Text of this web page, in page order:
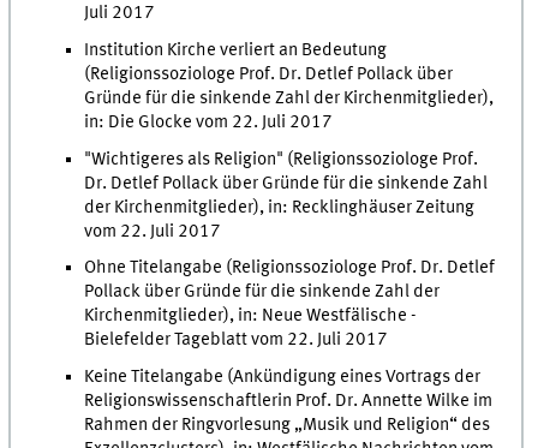
Juli 2017
Institution Kirche verliert an Bedeutung
(Religionssoziologe Prof. Dr. Detlef Pollack über
Gründe für die sinkende Zahl der Kirchenmitglieder),
in: Die Glocke vom 22. Juli 2017
"Wichtigeres als Religion" (Religionssoziologe Prof.
Dr. Detlef Pollack über Gründe für die sinkende Zahl
der Kirchenmitglieder), in: Recklinghäuser Zeitung
vom 22. Juli 2017
Ohne Titelangabe (Religionssoziologe Prof. Dr. Detlef
Pollack über Gründe für die sinkende Zahl der
Kirchenmitglieder), in: Neue Westfälische -
Bielefelder Tageblatt vom 22. Juli 2017
Keine Titelangabe (Ankündigung eines Vortrags der
Religionswissenschaftlerin Prof. Dr. Annette Wilke im
Rahmen der Ringvorlesung „Musik und Religion“ des